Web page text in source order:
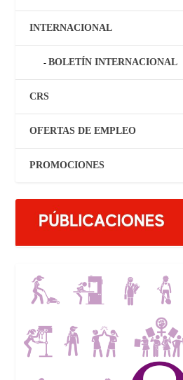
INTERNACIONAL
BOLETÍN INTERNACIONAL
CRS
OFERTAS DE EMPLEO
PROMOCIONES